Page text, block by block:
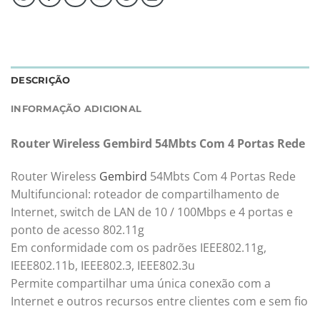
DESCRIÇÃO
INFORMAÇÃO ADICIONAL
Router Wireless Gembird 54Mbts Com 4 Portas Rede
Router Wireless Gembird 54Mbts Com 4 Portas Rede
Multifuncional: roteador de compartilhamento de
Internet, switch de LAN de 10 / 100Mbps e 4 portas e
ponto de acesso 802.11g
Em conformidade com os padrões IEEE802.11g,
IEEE802.11b, IEEE802.3, IEEE802.3u
Permite compartilhar uma única conexão com a
Internet e outros recursos entre clientes com e sem fio